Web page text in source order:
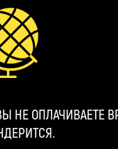
НЕ ОПЛАЧИВАЕТЕ